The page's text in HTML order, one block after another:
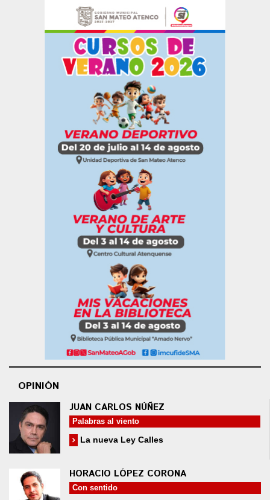
OPINIÓN
JUAN CARLOS NÚÑEZ
Palabras al viento
La nueva Ley Calles
HORACIO LÓPEZ CORONA
Con sentido